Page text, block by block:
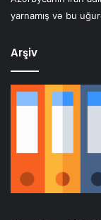
yarnamış və bu
Arşiv